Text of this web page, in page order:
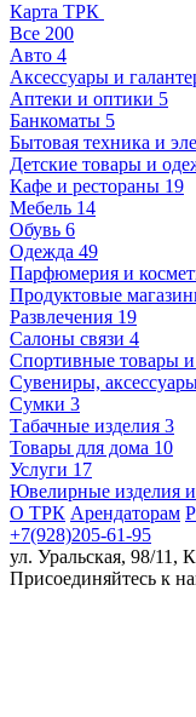
Карта ТРК
Все 200
Авто 4
Аксессуары и
Аптеки и оптики 5
Банкоматы 5
Бытовая техника и
Детские товары и
Кафе и рестораны 19
Мебель 14
Обувь 6
Одежда 49
Парфюмерия и
Продуктовые
Развлечения 19
Салоны связи 4
Спортивные товары
Сувениры,
Сумки 3
Табачные изделия 3
Товары для дома 10
Услуги 17
Ювелирные изделия и
О ТРК Арендаторам
+7(928)205-61-95
ул. Уральская, 98/11,
Присоединяйтесь к